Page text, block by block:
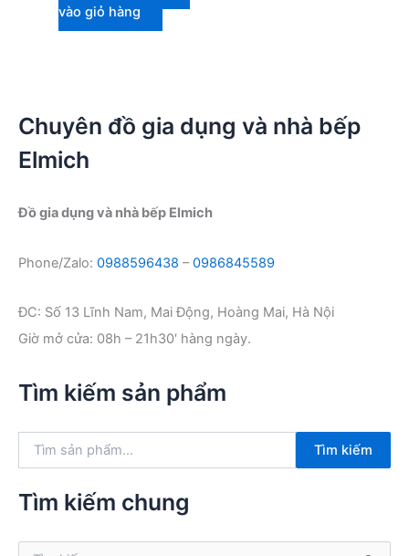
vào giỏ hàng
Chuyên đồ gia dụng và nhà bếp
Elmich
Đồ gia dụng và nhà bếp Elmich
Phone/Zalo: 0988596438 –0986845589
ĐC: Số 13 Lĩnh Nam, Mai Động, Hoàng Mai, Hà Nội
Giờ mở cửa: 08h – 21h30′ hàng ngày.
Tìm kiếm sản phẩm
k
Tìm kiếm
Tìm kiếm chung